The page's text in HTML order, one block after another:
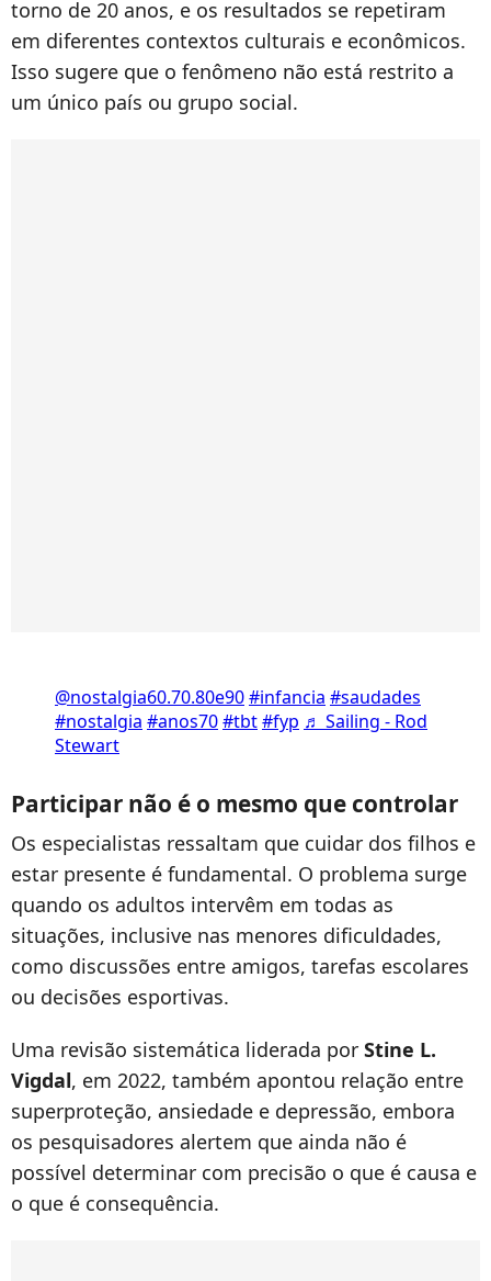
torno de 20 anos, e os resultados se repetiram
em diferentes contextos culturais e econômicos.
Isso sugere que o fenômeno não está restrito a
um único país ou grupo social.
@nostalgia60.70.80e90#infancia #saudades
#nostalgia #anos70#tbt#fyp ♬ Sailing - Rod
Stewart
Participar não é o mesmo que controlar
Os especialistas ressaltam que cuidar dos filhos e
estar presente é fundamental. O problema surge
quando os adultos intervêm em todas as
situações, inclusive nas menores dificuldades,
como discussões entre amigos, tarefas escolares
ou decisões esportivas.
Uma revisão sistemática liderada por Stine L.
Vigdal, em 2022, também apontou relação entre
superproteção, ansiedade e depressão, embora
os pesquisadores alertem que ainda não é
possível determinar com precisão o que é causa e
o que é consequência.